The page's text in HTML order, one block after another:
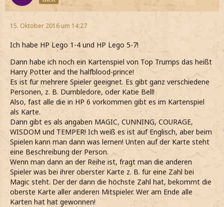
15. Oktober 2016 um 14:27
Ich habe HP Lego 1-4 und HP Lego 5-7!
Dann habe ich noch ein Kartenspiel von Top Trumps das heißt
Harry Potter and the halfblood-prince!
Es ist für mehrere Spieler geeignet. Es gibt ganz verschiedene
Personen, z. B. Dumbledore, oder Katie Bell!
Also, fast alle die in HP 6 vorkommen gibt es im Kartenspiel
als Karte.
Dann gibt es als angaben MAGIC, CUNNING, COURAGE,
WISDOM und TEMPER! Ich weiß es ist auf Englisch, aber beim
Spielen kann man dann was lernen! Unten auf der Karte steht
eine Beschreibung der Person.
Wenn man dann an der Reihe ist, fragt man die anderen
Spieler was bei ihrer oberster Karte z. B. für eine Zahl bei
Magic steht. Der der dann die höchste Zahl hat, bekommt die
oberste Karte aller anderen Mitspieler. Wer am Ende alle
Karten hat hat gewonnen!